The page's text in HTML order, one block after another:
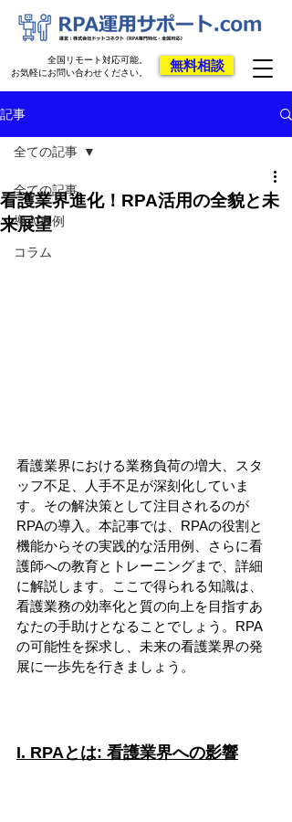
無料相談
全国リモート対応可能。
お気軽にお問い合わせください。
記事
全ての記事
導入事例
コラム
全ての記事
看護業界進化！RPA活用の全貌と未
来展望
看護業界における業務負荷の増大、スタ
ッフ不足、人手不足が深刻化していま
す。その解決策として注目されるのが
RPAの導入。本記事では、RPAの役割と
機能からその実践的な活用例、さらに看
護師への教育とトレーニングまで、詳細
に解説します。ここで得られる知識は、
看護業務の効率化と質の向上を目指すあ
なたの手助けとなることでしょう。RPA
の可能性を探求し、未来の看護業界の発
展に一歩先を行きましょう。
I. RPAとは: 看護業界への影響